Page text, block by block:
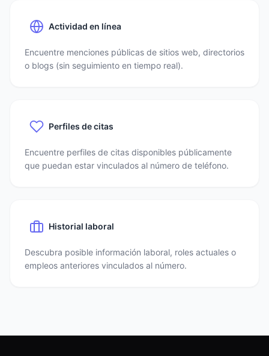
Actividad en línea
Encuentre menciones públicas de sitios web, directorios
o blogs (sin seguimiento en tiempo real).
Perfiles de citas
Encuentre perfiles de citas disponibles públicamente
que puedan estar vinculados al número de teléfono.
Historial laboral
Descubra posible información laboral, roles actuales o
empleos anteriores vinculados al número.